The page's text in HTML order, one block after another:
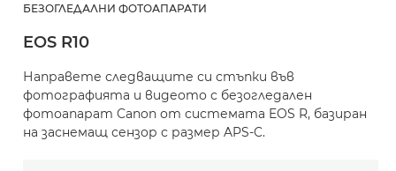
БЕЗОГЛЕДАЛНИ ФОТОАПАРАТИ
EOS R10
Направете следващите си стъпки във
фотографията и видеото с безогледален
фотоапарат Canon от системата EOS R, базиран
на заснемащ сензор с размер APS-C.